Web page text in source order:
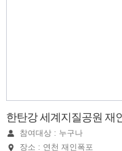
한탄강 세계지질공원 재
참여대상 : 누구나
장소 : 연천 재인폭포